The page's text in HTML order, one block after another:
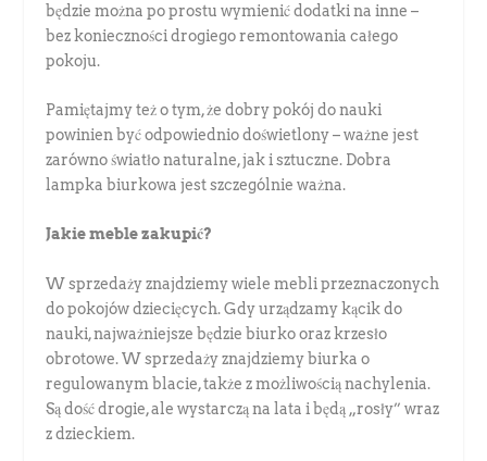
będzie można po prostu wymienić dodatki na inne –
bez konieczności drogiego remontowania całego
pokoju.
Pamiętajmy też o tym, że dobry pokój do nauki
powinien być odpowiednio doświetlony – ważne jest
zarówno światło naturalne, jak i sztuczne. Dobra
lampka biurkowa jest szczególnie ważna.
Jakie meble zakupić?
W sprzedaży znajdziemy wiele mebli przeznaczonych
do pokojów dziecięcych. Gdy urządzamy kącik do
nauki, najważniejsze będzie biurko oraz krzesło
obrotowe. W sprzedaży znajdziemy biurka o
regulowanym blacie, także z możliwością nachylenia.
Są dość drogie, ale wystarczą na lata i będą „rosły” wraz
z dzieckiem.